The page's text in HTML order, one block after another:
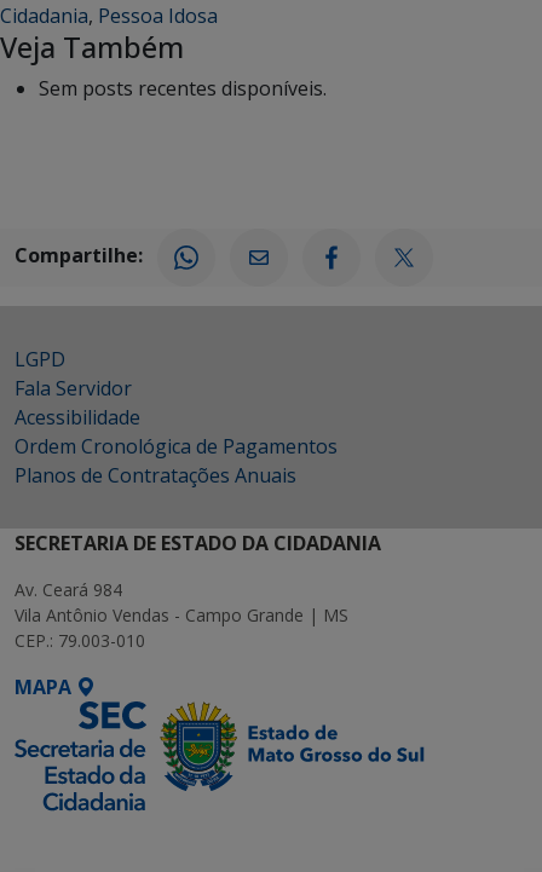
Cidadania, Pessoa Idosa
Veja Também
Sem posts recentes disponíveis.
Compartilhe:
LGPD
Fala Servidor
Acessibilidade
Ordem Cronológica de Pagamentos
Planos de Contratações Anuais
SECRETARIA DE ESTADO DA CIDADANIA
Av. Ceará 984
Vila Antônio Vendas - Campo Grande | MS
CEP.: 79.003-010
MAPA